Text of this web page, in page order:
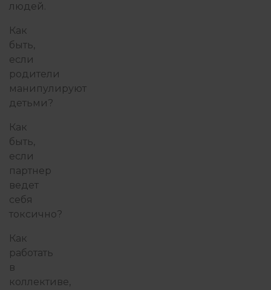
людей.
Как
быть,
если
родители
манипулируют
детьми?
Как
быть,
если
партнер
ведет
себя
токсично?
Как
работать
в
коллективе,